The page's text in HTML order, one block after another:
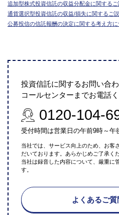
追加型株式投資信託の収益分配金に関するご
通貨選択型投資信託の収益/損失に関するご
公募投信の信託報酬の決定に関する考え方に
投資信託に関するお問い合
コールセンターまでお電話
0120-104-
受付時間は営業日の午前9時～午
当社では、サービス向上のため、お客
だいております。あらかじめご了承く
当社は録音した内容について、厳重に
す。
よくあるご